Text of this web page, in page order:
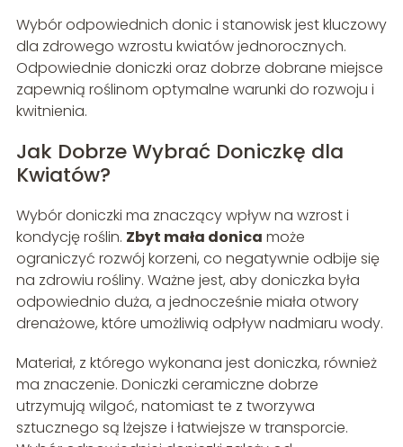
Wybór odpowiednich donic i stanowisk jest kluczowy
dla zdrowego wzrostu kwiatów jednorocznych.
Odpowiednie doniczki oraz dobrze dobrane miejsce
zapewnią roślinom optymalne warunki do rozwoju i
kwitnienia.
Jak Dobrze Wybrać Doniczkę dla
Kwiatów?
Wybór doniczki ma znaczący wpływ na wzrost i
kondycję roślin. Zbyt mała donica może
ograniczyć rozwój korzeni, co negatywnie odbije się
na zdrowiu rośliny. Ważne jest, aby doniczka była
odpowiednio duża, a jednocześnie miała otwory
drenażowe, które umożliwią odpływ nadmiaru wody.
Materiał, z którego wykonana jest doniczka, również
ma znaczenie. Doniczki ceramiczne dobrze
utrzymują wilgoć, natomiast te z tworzywa
sztucznego są lżejsze i łatwiejsze w transporcie.